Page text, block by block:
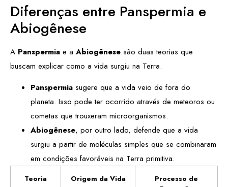
Diferenças entre Panspermia e
Abiogênese
A Panspermia e a Abiogênese são duas teorias que
buscam explicar como a vida surgiu na Terra.
Panspermia sugere que a vida veio de fora do
planeta. Isso pode ter ocorrido através de meteoros ou
cometas que trouxeram microorganismos.
Abiogênese, por outro lado, defende que a vida
surgiu a partir de moléculas simples que se combinaram
em condições favoráveis na Terra primitiva.
Teoria Origem da Vida
Processo de